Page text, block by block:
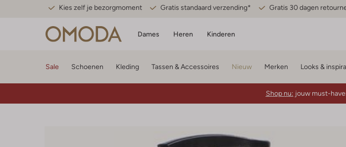
Kies zelf je bezorgmoment Gratis standaard verzending* Gratis 30 dagen
Dames Heren Kinderen
Sale Schoenen Kleding Tassen & Accessoires Nieuw Merken Looks &
Shop nu: jouw must-